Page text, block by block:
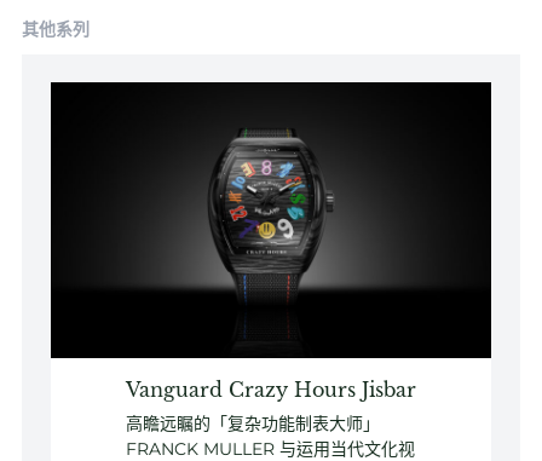
其他系列
Vanguard Crazy Hours Jisbar
高瞻远瞩的「复杂功能制表大师」
FRANCK MULLER 与运用当代文化视